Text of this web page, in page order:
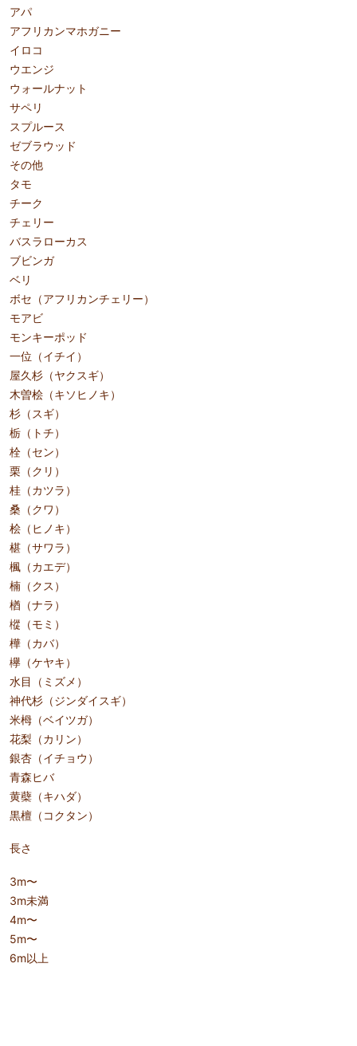
アパ
アフリカンマホガニー
イロコ
ウエンジ
ウォールナット
サペリ
スプルース
ゼブラウッド
その他
タモ
チーク
チェリー
バスラローカス
ブビンガ
ベリ
ボセ（アフリカンチェリー）
モアビ
モンキーポッド
一位（イチイ）
屋久杉（ヤクスギ）
木曽桧（キソヒノキ）
杉（スギ）
栃（トチ）
栓（セン）
栗（クリ）
桂（カツラ）
桑（クワ）
桧（ヒノキ）
椹（サワラ）
楓（カエデ）
楠（クス）
楢（ナラ）
樅（モミ）
樺（カバ）
欅（ケヤキ）
水目（ミズメ）
神代杉（ジンダイスギ）
米栂（ベイツガ）
花梨（カリン）
銀杏（イチョウ）
青森ヒバ
黄蘗（キハダ）
黒檀（コクタン）
長さ
3m〜
3m未満
4m〜
5m〜
6m以上